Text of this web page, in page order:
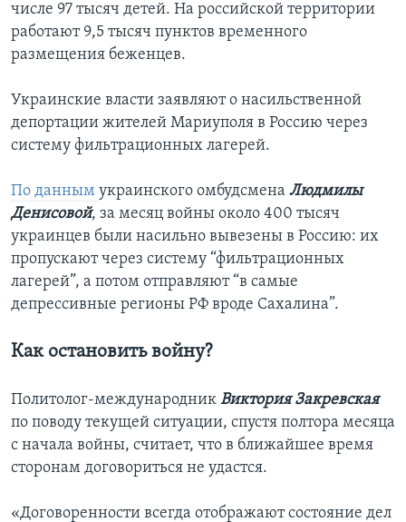
числе 97 тысяч детей. На российской территории
работают 9,5 тысяч пунктов временного
размещения беженцев.
Украинские власти заявляют о насильственной
депортации жителей Мариуполя в Россию через
систему фильтрационных лагерей.
По данным украинского омбудсмена Людмилы
Денисовой, за месяц войны около 400 тысяч
украинцев были насильно вывезены в Россию: их
пропускают через систему “фильтрационных
лагерей”, а потом отправляют “в самые
депрессивные регионы РФ вроде Сахалина”.
Как остановить войну?
Политолог-международник Виктория Закревская
по поводу текущей ситуации, спустя полтора месяца
с начала войны, считает, что в ближайшее время
сторонам договориться не удастся.
«Договоренности всегда отображают состояние дел